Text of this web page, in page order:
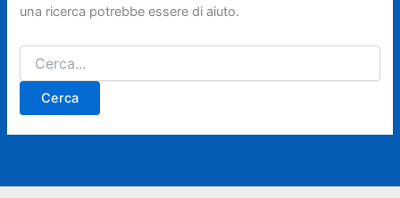
una ricerca potrebbe essere di aiuto.
Cerca: